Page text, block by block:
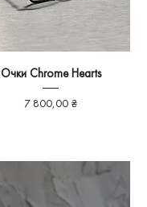
Очки Chrome Hearts
Ціна
7 800,00 ₴